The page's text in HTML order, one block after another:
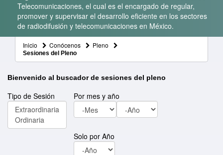
Telecomunicaciones, el cual es el encargado de regular,
promover y supervisar el desarrollo eficiente en los sectores
de radiodifusión y telecomunicaciones en México.
Inicio Conócenos Pleno
Sesiones del Pleno
Bienvenido al buscador de sesiones del pleno
Tipo de Sesión Por mes y año
Solo por Año